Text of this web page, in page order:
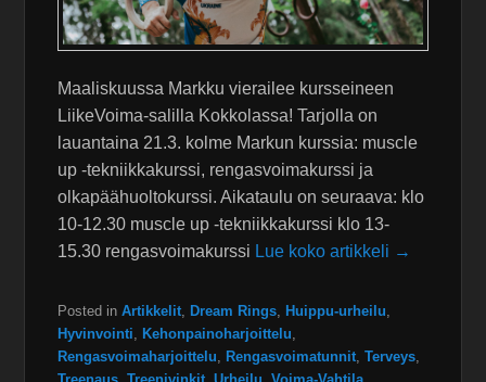
Maaliskuussa Markku vierailee kursseineen
LiikeVoima-salilla Kokkolassa! Tarjolla on
lauantaina 21.3. kolme Markun kurssia: muscle
up -tekniikkakurssi, rengasvoimakurssi ja
olkapäähuoltokurssi. Aikataulu on seuraava: klo
10-12.30 muscle up -tekniikkakurssi klo 13-
15.30 rengasvoimakurssi Lue koko artikkeli →
Posted in Artikkelit Dream Rings Huippu-urheilu
Hyvinvointi
Kehonpainoharjoittelu
Rengasvoimaharjoittelu
Rengasvoimatunnit ,Terveys